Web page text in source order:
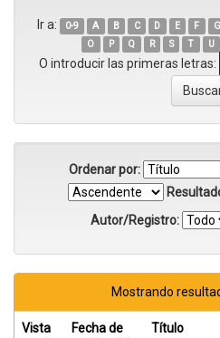
Ir a: 0-9 A B C D E F G
O
P Q R S T U
O introducir las primeras letras:
Ordenar por:
Autor/Registro:
Mostrando
Vista
Fecha de
Título